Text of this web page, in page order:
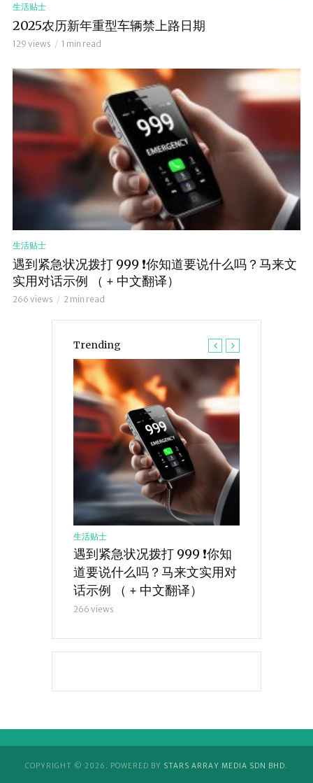
生活贴士
2025农历新年重型车辆禁上路日期
129 views 1 min read
生活贴士
遇到紧急状况拨打 999 ❗️你知道要说什么吗？马来文
实用对话示例 （ + 中文翻译）
266 views 2 min read
Trending
生活贴士
遇到紧急状况拨打 999 ❗️你知
道要说什么吗？马来文实用对
话示例 （ + 中文翻译）
266 views
COPYRIGHT © 2026. POWERED BY STARS ARRAY MEDIA SDN BHD.